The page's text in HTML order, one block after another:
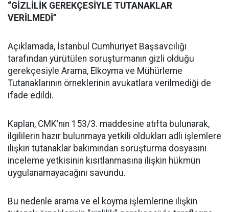
“GİZLİLİK GEREKÇESİYLE TUTANAKLAR
VERİLMEDİ”
Açıklamada, İstanbul Cumhuriyet Başsavcılığı
tarafından yürütülen soruşturmanın gizli olduğu
gerekçesiyle Arama, Elkoyma ve Mühürleme
Tutanaklarının örneklerinin avukatlara verilmediği de
ifade edildi.
Kaplan, CMK’nın 153/3. maddesine atıfta bulunarak,
ilgililerin hazır bulunmaya yetkili oldukları adli işlemlere
ilişkin tutanaklar bakımından soruşturma dosyasını
inceleme yetkisinin kısıtlanmasına ilişkin hükmün
uygulanamayacağını savundu.
Bu nedenle arama ve el koyma işlemlerine ilişkin